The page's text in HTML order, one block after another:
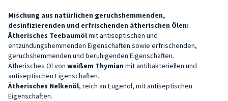
Mischung aus natürlichen geruchshemmenden,
desinfizierenden und erfrischenden ätherischen Ölen:
Ätherisches Teebaumölmit antiseptischen und
entzündungshemmenden Eigenschaften sowie erfrischenden,
geruchshemmenden und beruhigenden Eigenschaften.
Ätherisches Öl von weißem Thymian mit antibakteriellen und
antiseptischen Eigenschaften.
Ätherisches Nelkenöl, reich an Eugenol, mit antiseptischen
Eigenschaften.